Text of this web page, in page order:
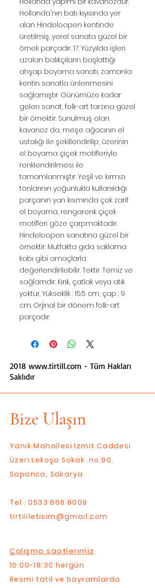
Hollanda'nın batı kıyısında yer
alan Hindeloopen kentinde
üretilmiş, yerel sanata güzel bir
örnek parçadır. 17. Yüzyılda işleri
azalan balıkçıların başlattığı
ahşap boyama sanatı, zamanla
kentin sanatla ünlenmesini
sağlamıştır. Günümüze kadar
gelen sanat, folk-art tarzına güzel
bir örnektir. Sunulmuş olan
kavanoz da, meşe ağacının el
ustalığı ile şekillendirilip, üzerinin
el boyama çiçek motifleriyle
renklendirilmesi ile
tamamlanmıştır. Yeşil ve kırmızı
tonlarının yoğunlukla kullanıldığı
parçanın yan kısmında çok zarif
el boyama, rengarenk çiçek
motifleri göze çarpmaktadır.
Hindeloopen sanatına güzel bir
örnektir. Mutfakta gıda saklama
kabı gibi amaçlarla
değerlendirilebilir. Tektir. Temiz ve
sağlamdır. Kırık, çatlak veya atık
yoktur. Yükseklik : 15.5 cm, çap : 9
cm. Orjinal bir dönem folk-art
parçadır.
2018 www.tirtill.com - Tüm Hakları
Saklıdır
Bize Ulaşın
Yanık Mahallesi İzmit Caddesi
Üzeri Lekoşa Sokak .no.90,
Sapanca, Sakarya
Tel :0533 668 8009
tirtililetisim@gmail.com
Çalışma saatlerimiz
10:00-18:30 hergün
Resmi tatil ve bayramlarda